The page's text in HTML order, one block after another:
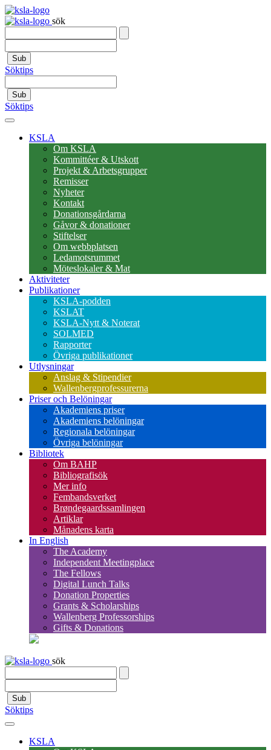
sök
Sub
Söktips
Sub
Söktips
KSLA
Om KSLA
Kommittéer & Utskott
Projekt & Arbetsgrupper
Remisser
Nyheter
Kontakt
Donationsgårdarna
Gåvor & donationer
Stiftelser
Om webbplatsen
Ledamotsrummet
Möteslokaler & Mat
Aktiviteter
Publikationer
KSLA-podden
KSLAT
KSLA-Nytt & Noterat
SOLMED
Rapporter
Övriga publikationer
Utlysningar
Anslag & Stipendier
Wallenbergprofessurerna
Priser och Belöningar
Akademiens priser
Akademiens belöningar
Regionala belöningar
Övriga belöningar
Bibliotek
Om BAHP
Bibliografisök
Mer info
Fembandsverket
Brøndegaardssamlingen
Artiklar
Månadens karta
In English
The Academy
Independent Meetingplace
The Fellows
Digital Lunch Talks
Donation Properties
Grants & Scholarships
Wallenberg Professorships
Gifts & Donations
sök
Sub
Söktips
KSLA